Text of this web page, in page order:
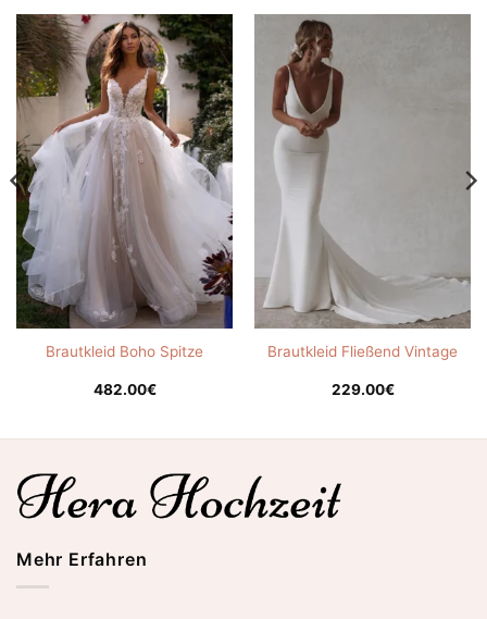
Brautkleid Boho Spitze
482.00€
Brautkleid Fließend Vintage
229.00€
Mehr Erfahren